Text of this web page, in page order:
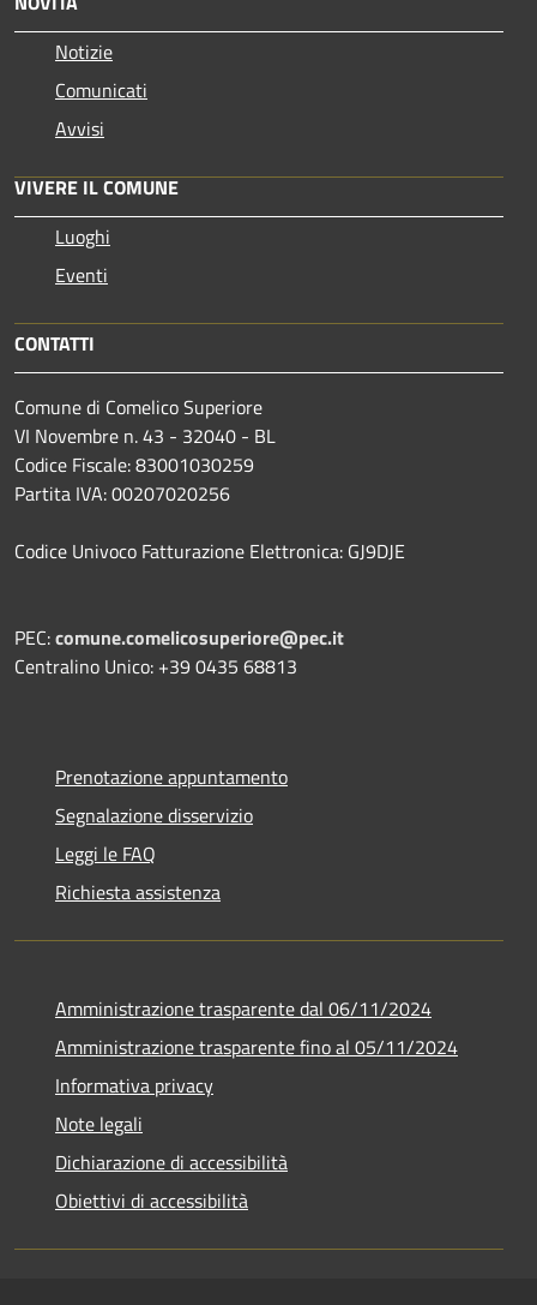
Notizie
Comunicati
Avvisi
VIVERE IL COMUNE
Luoghi
Eventi
CONTATTI
Comune di Comelico Superiore
VI Novembre n. 43 - 32040 - BL
Codice Fiscale: 83001030259
Partita IVA: 00207020256
Codice Univoco Fatturazione Elettronica: GJ9DJE
PEC:comune.comelicosuperiore@pec.it
Centralino Unico: +39 0435 68813
Prenotazione appuntamento
Segnalazione disservizio
Leggi le FAQ
Richiesta assistenza
Amministrazione trasparente dal 06/11/2024
Amministrazione trasparente fino al 05/11/2024
Informativa privacy
Note legali
Dichiarazione di accessibilità
Obiettivi di accessibilità